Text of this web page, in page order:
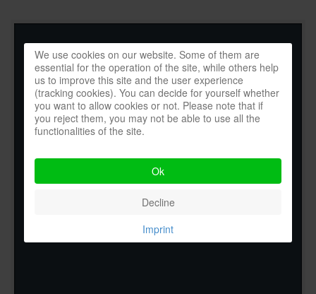
We use cookies on our website. Some of them are
essential for the operation of the site, while others help
us to improve this site and the user experience
(tracking cookies). You can decide for yourself whether
you want to allow cookies or not. Please note that if
you reject them, you may not be able to use all the
functionalities of the site.
Ok
Decline
Imprint